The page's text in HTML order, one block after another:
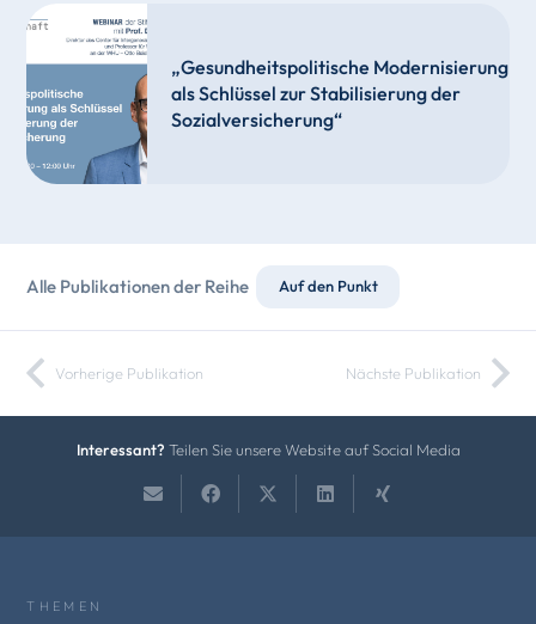
„Gesundheitspolitische Modernisierung
als Schlüssel zur Stabilisierung der
Sozialversicherung“
Alle Publikationen der Reihe Auf den Punkt
Vorherige Publikation Nächste Publikation
Interessant? Teilen Sie unsere Website auf Social Media
THEMEN